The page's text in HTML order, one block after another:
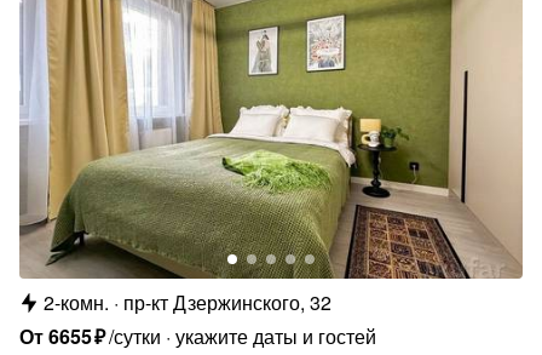
2-комн.
пр-кт Дзержинского, 32
От6655₽/сутки укажите даты и гостей